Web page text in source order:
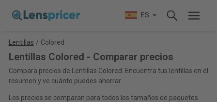
ES
Lentillas / Colored
Lentillas Colored - Comparar precios
Compara precios de Lentillas Colored. Encuentra tus lentillas en el
resumen y ve cuánto puedes ahorrar.
Los precios se comparan para todos los tamaños de paquetes